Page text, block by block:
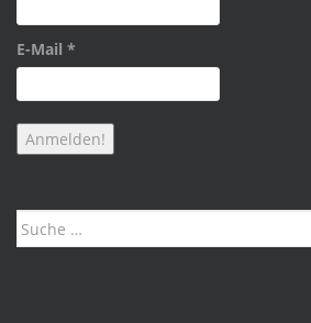
E-Mail *
Suche
nach: